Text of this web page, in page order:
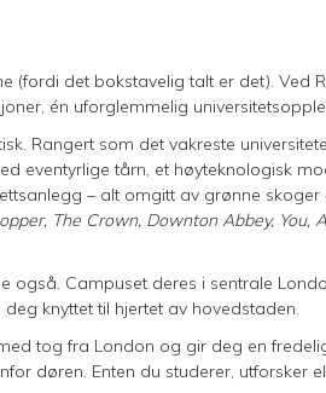
(fordi det bokstavelig talt er det). Ved
én uforglemmelig
Rangert som det vakreste
eventyrlige tårn, et høyteknologisk
– alt omgitt av grønne
The Crown, Downton Abbey, You,
også. Campuset deres i sentrale
knyttet til hjertet av hovedstaden.
tog fra London og gir deg en
døren. Enten du studerer, utforsker